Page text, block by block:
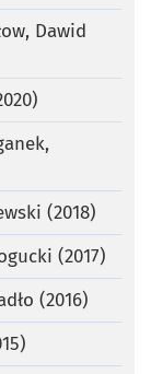
Dawid
(2018)
(2017)
(2016)